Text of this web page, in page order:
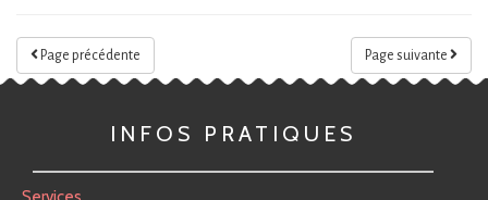
Page suivante
Page précédente
INFOS PRATIQUES